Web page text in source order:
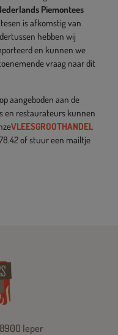
Piemontees
is afkomstig van
hebben wij
en kunnen we
vraag naar dit
aangeboden aan de
en restaurateurs kunnen
VLEESGROOTHANDEL
of stuur een mailtje
Ieper